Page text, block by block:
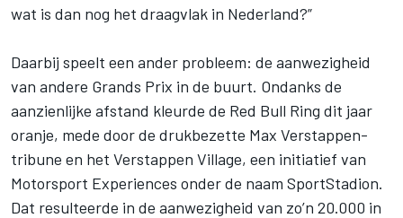
wat is dan nog het draagvlak in Nederland?”
Daarbij speelt een ander probleem: de aanwezigheid
van andere Grands Prix in de buurt. Ondanks de
aanzienlijke afstand kleurde de Red Bull Ring dit jaar
oranje, mede door de drukbezette Max Verstappen-
tribune en het Verstappen Village, een initiatief van
Motorsport Experiences onder de naam SportStadion.
Dat resulteerde in de aanwezigheid van zo’n 20.000 in